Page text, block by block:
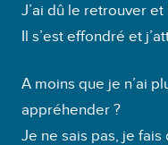
J’ai dû le retrouver
Il s’est effondré et
A moins que je n’ai
appréhender ?
Je ne sais pas, je